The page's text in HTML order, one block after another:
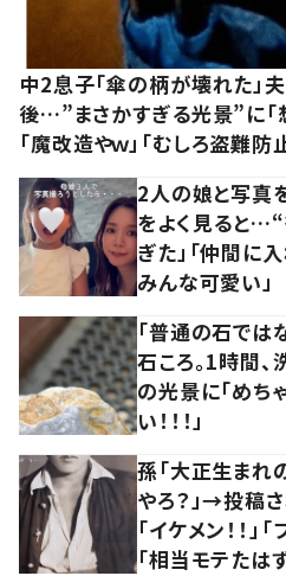
中2息子「傘の柄が壊れた」
後…”まさかすぎる光景”に「
「魔改造やｗ」「むしろ盗難防
2人の娘と写真
をよく見ると
ぎた」「仲間に
みんな可愛い」
「普通の石では
石ころ。1時間
の光景に「めち
い！！！」
孫「大正生まれ
やろ？」→投稿
「イケメン！！」
「相当モテたはず